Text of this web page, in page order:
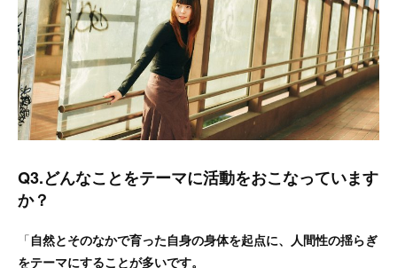
Q3.どんなことをテーマに活動をおこなっています
か？
「自然とそのなかで育った自身の身体を起点に、人間性の揺らぎ
をテーマにすることが多いです。